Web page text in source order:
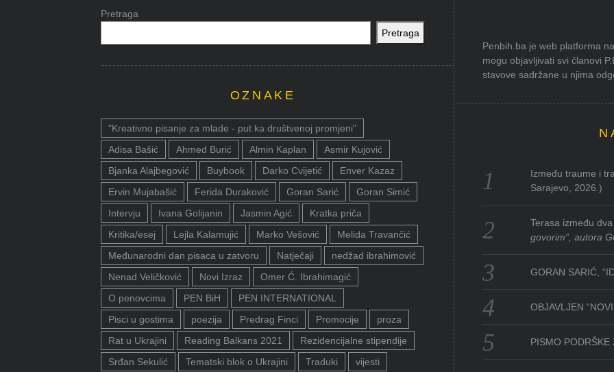
Pretraga
Pretraga
OZNAKE
"Kreativno pisanje za mlade - put ka društvenoj promjeni"
Adisa Bašić
Ahmed Burić Almin Kaplan
Asmir Kujović
Bjanka Alajbegović
Buybook Darko Cvijetić
Enver Kazaz
Ervin Mujabašić
Ferida Duraković Goran Sarić
Goran Simić
Intervju
Ivana Golijanin Jasmin Agić
Kratka priča
Kritika/esej
Lejla Kalamujić Marko Vešović
Melida Travančić
Međunarodni dan pisaca u zatvoru
Natječaji
nedžad ibrahimović
Nenad Veličković
Novi Izraz
Omer Ć. Ibrahimagić
O penovcima
PEN BiH
PEN INTERNATIONAL
Pisci u gostima
poezija Predrag Finci Promocije
proza
Rat u Ukrajini
Reading Balkans 2021
Rezidencijalne stipendije
Srđan Sekulić
Tematski blok o Ukrajini Traduki
vijesti
Penbih.ba je web platforma
mogu objavljivati svi članovi
stavove sadržane u njima
Između traume i
Sarajevo, 2026.)
Terasa između
govorim”, autora
GORAN SARIĆ,
OBJAVLJEN
PISMO PODRŠKE